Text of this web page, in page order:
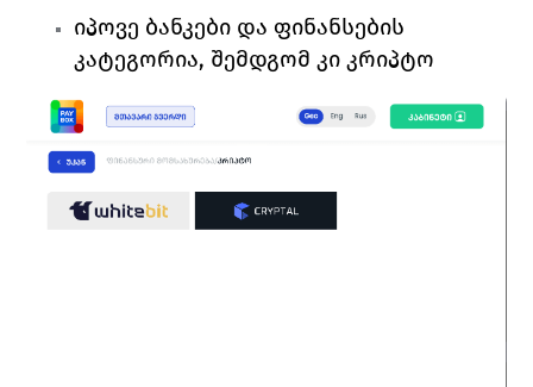
იპოვე
კატეგორია, შემდგომ კი კრიპტო